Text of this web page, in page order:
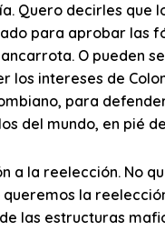
Quero decirles que
para aprobar las
O pueden
los intereses de
para
del mundo, en pié
a la reelección. No
la
las estructuras